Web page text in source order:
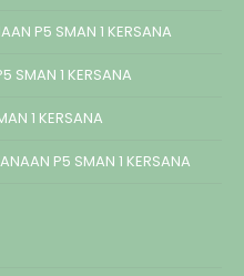
P5 SMAN 1 KERSANA
SMAN 1 KERSANA
1 KERSANA
P5 SMAN 1 KERSANA